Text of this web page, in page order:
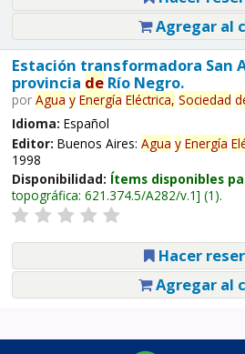
Agregar al
Estación transformadora San
provincia deRío Negro.
por Agua y Energía Eléctrica, Sociedad
Idioma: Español
Editor: Buenos Aires: Agua y Energía
1998
Disponibilidad: Ítems disponibles
topográfica: 621.374.5/A282/v.1 (1).
Hacer
Agregar al